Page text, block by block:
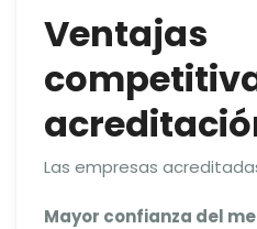
Ventajas
Las empresas
Mayor confianza del